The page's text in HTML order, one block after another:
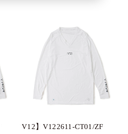
V12】V122611-CT01/ZF